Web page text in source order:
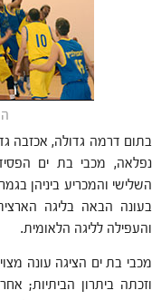
בתום דרמה גדולה, אכזבה
השלישי והמכריע ביניהן
והעפילה לליגה הלאומית.
מכבי בת ים הציגה עונה
וזכתה ביתרון הביתיות;